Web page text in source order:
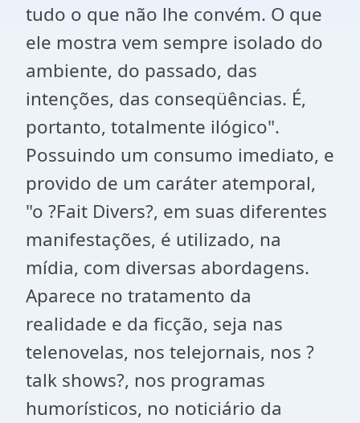
tudo o que não lhe convém. O que
ele mostra vem sempre isolado do
ambiente, do passado, das
intenções, das conseqüências. É,
portanto, totalmente ilógico".
Possuindo um consumo imediato, e
provido de um caráter atemporal,
"o ?Fait Divers?, em suas diferentes
manifestações, é utilizado, na
mídia, com diversas abordagens.
Aparece no tratamento da
realidade e da ficção, seja nas
telenovelas, nos telejornais, nos ?
talk shows?, nos programas
humorísticos, no noticiário da